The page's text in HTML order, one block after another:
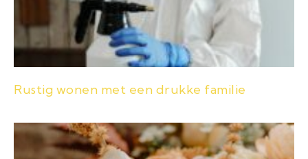
Rustig wonen met een drukke familie